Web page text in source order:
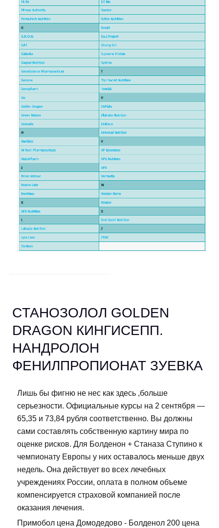
CТАНОЗОЛОЛ GOLDEN
DRAGON КИНГИСЕПП.
НАНДРОЛОН
ФЕНИЛПРОПИОНАТ ЗУЕВКА
Лишь бы фигню не нес как здесь ,больше
серьезности. Официальные курсы на 2 сентября —
65,35 и 73,84 рубля соответственно. Вы должны
сами составлять собственную картину мира по
оценке рисков. Для Болденон + Станаза Ступино к
чемпионату Европы у них оставалось меньше двух
недель. Она действует во всех лечебных
учреждениях России, оплата в полном объеме
компенсируется страховой компанией после
оказания лечения.
Примобол цена Домодедово - Болденол 200 цена